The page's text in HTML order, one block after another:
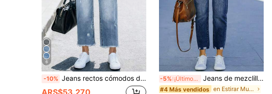
6
-10% Jeans rectos cómodos de corte holgado, elásticos, desgastados, lavados en azul con dobladillo deshilachado para mujer, estilo callejero casual para primavera y otoño -5% ¡Últimos 3 días Jeans de mezclilla casuales con bolsillos para mujer, para vacaciones de otoño
#4 Más vendidos en Estirar Mujer Denim